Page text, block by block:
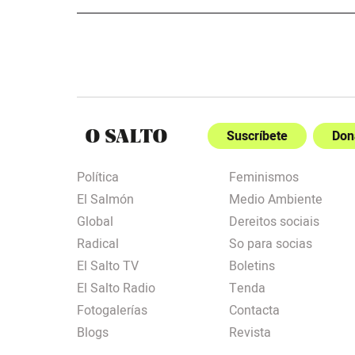
Suscríbete
Política
El Salmón
Global
Radical
El Salto TV
El Salto Radio
Fotogalerías
Blogs
Feminismos
Medio Ambiente
Dereitos sociais
So para socias
Boletins
Tenda
Contacta
Revista